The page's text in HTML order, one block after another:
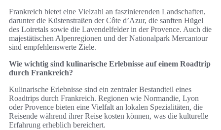
Frankreich bietet eine Vielzahl an faszinierenden Landschaften,
darunter die Küstenstraßen der Côte d’Azur, die sanften Hügel
des Loiretals sowie die Lavendelfelder in der Provence. Auch die
majestätischen Alpenregionen und der Nationalpark Mercantour
sind empfehlenswerte Ziele.
Wie wichtig sind kulinarische Erlebnisse auf einem Roadtrip
durch Frankreich?
Kulinarische Erlebnisse sind ein zentraler Bestandteil eines
Roadtrips durch Frankreich. Regionen wie Normandie, Lyon
oder Provence bieten eine Vielfalt an lokalen Spezialitäten, die
Reisende während ihrer Reise kosten können, was die kulturelle
Erfahrung erheblich bereichert.